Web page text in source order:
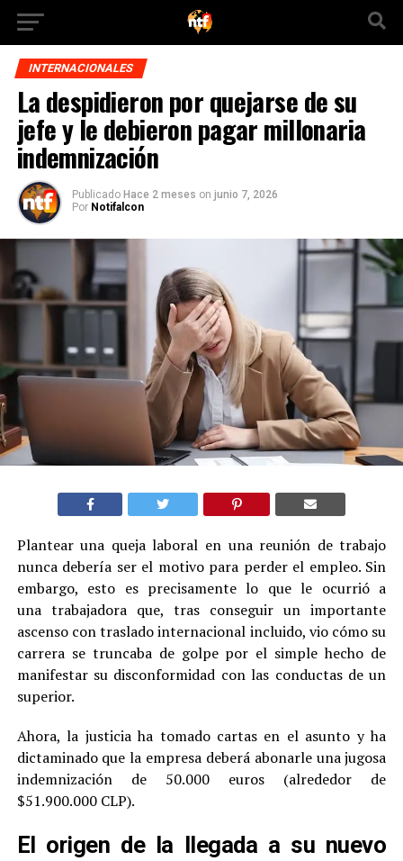
INTERNACIONALES
La despidieron por quejarse de su
jefe y le debieron pagar millonaria
indemnización
Publicado Hace 2 meses on junio 7, 2026
Por Notifalcon
Plantear una queja laboral en una reunión de trabajo
nunca debería ser el motivo para perder el empleo. Sin
embargo, esto es precisamente lo que le ocurrió a
una trabajadora que, tras conseguir un importante
ascenso con traslado internacional incluido, vio cómo su
carrera se truncaba de golpe por el simple hecho de
manifestar su disconformidad con las conductas de un
superior.
Ahora, la justicia ha tomado cartas en el asunto y ha
dictaminado que la empresa deberá abonarle una jugosa
indemnización de 50.000 euros (alrededor de
$51.900.000 CLP).
El origen de la llegada a su nuevo